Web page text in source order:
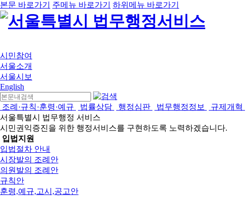
본문 바로가기 주메뉴 바로가기 하위메뉴 바로가기
시민참여
서울소개
서울시보
English
조례·규칙·훈령·예규 법률상담 행정심판 법무행정정보 규제개혁
서울특별시 법무행정 서비스
시민권익증진을 위한 행정서비스를 구현하도록 노력하겠습니다.
입법지원
입법절차 안내
시장발의 조례안
의원발의 조례안
규칙안
훈령,예규,고시,공고안